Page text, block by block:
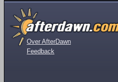
Over AfterDawn
Feedback